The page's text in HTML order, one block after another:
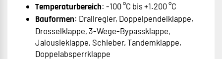
Temperaturbereich: -100 °C bis +1.200 °C
Bauformen: Drallregler, Doppelpendelklappe,
Drosselklappe, 3-Wege-Bypassklappe,
Jalousieklappe, Schieber, Tandemklappe,
Doppelabsperrklappe